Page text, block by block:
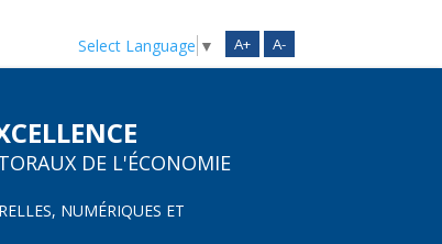
A+ A-
Select Language ▼
DE L'ÉCONOMIE
NUMÉRIQUES ET